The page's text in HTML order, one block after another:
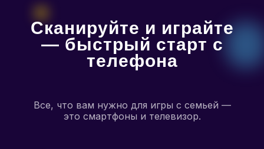
Сканируйте и играйте
— быстрый старт с
телефона
Все, что вам нужно для игры с семьей —
это смартфоны и телевизор.